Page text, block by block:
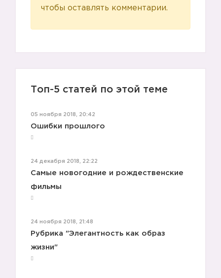
чтобы оставлять комментарии.
Топ-5 статей по этой теме
05 ноября 2018, 20:42
Ошибки прошлого
24 декабря 2018, 22:22
Самые новогодние и рождественские
фильмы
24 ноября 2018, 21:48
Рубрика "Элегантность как образ
жизни"